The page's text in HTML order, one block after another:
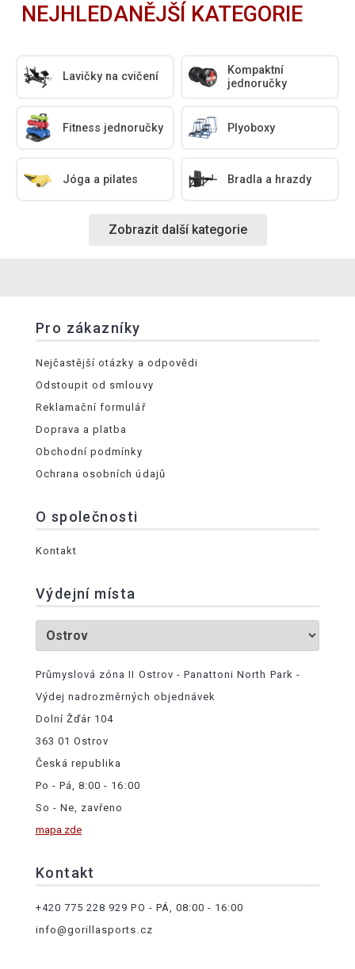
NEJHLEDANĚJŠÍ KATEGORIE
Lavičky na cvičení
Kompaktní
jednoručky
Fitness jednoručky Plyoboxy
Jóga a pilates Bradla a hrazdy
Zobrazit další kategorie
Pro zákazníky
Nejčastější otázky a odpovědi
Odstoupit od smlouvy
Reklamační formulář
Doprava a platba
Obchodní podmínky
Ochrana osobních údajů
O společnosti
Kontakt
Výdejní místa
Průmyslová zóna II Ostrov - Panattoni North Park -
Výdej nadrozměrných objednávek
Dolní Žďár 104
363 01 Ostrov
Česká republika
Po - Pá, 8:00 - 16:00
So - Ne, zavřeno
mapa zde
Kontakt
+420 775 228 929 PO - PÁ, 08:00 - 16:00
info@gorillasports.cz